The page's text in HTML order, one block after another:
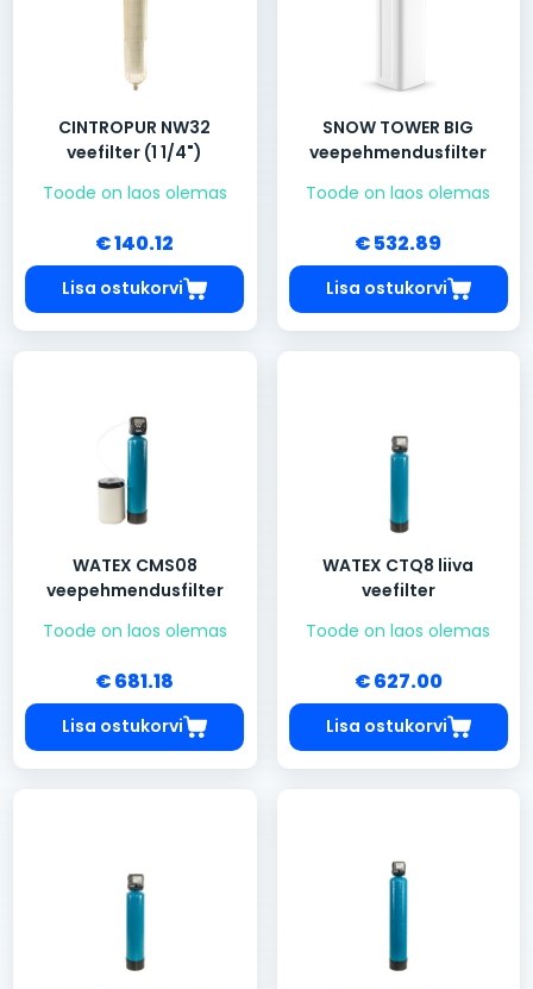
CINTROPUR NW32
veefilter (1 1/4")
Toode on laos olemas
€ 140.12
Lisa ostukorvi
SNOW TOWER BIG
veepehmendusfilter
Toode on laos olemas
€ 532.89
Lisa ostukorvi
WATEX CMS08
veepehmendusfilter
Toode on laos olemas
€ 681.18
Lisa ostukorvi
WATEX CTQ8 liiva
veefilter
Toode on laos olemas
€ 627.00
Lisa ostukorvi